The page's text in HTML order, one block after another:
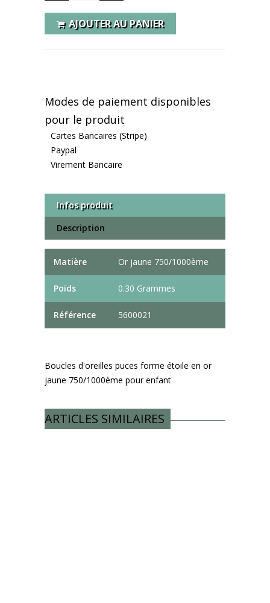
AJOUTER AU PANIER
Modes de paiement disponibles
pour le produit
Cartes Bancaires (Stripe)
Paypal
Virement Bancaire
Infos produit
Description
Matière Or jaune 750/1000ème
Poids 0.30 Grammes
Référence 5600021
Boucles d'oreilles puces forme étoile en or
jaune 750/1000ème pour enfant
ARTICLES SIMILAIRES